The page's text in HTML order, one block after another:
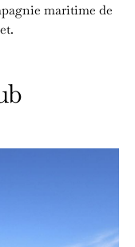
maritime de